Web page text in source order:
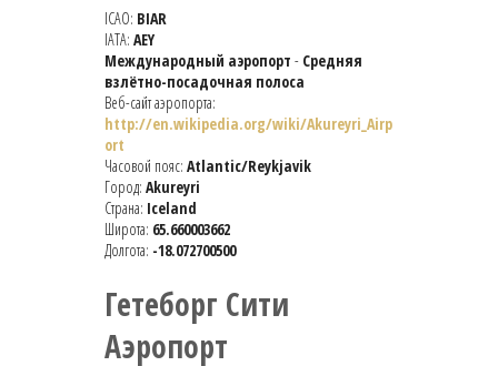
ICAO: BIAR
IATA: AEY
Международный аэропорт - Средняя
взлётно-посадочная полоса
Веб-сайт аэропорта:
http://en.wikipedia.org/wiki/Akureyri_Airp
ort
Часовой пояс: Atlantic/Reykjavik
Город: Akureyri
Страна: Iceland
Широта: 65.660003662
Долгота: -18.072700500
Гетеборг Сити
Аэропорт